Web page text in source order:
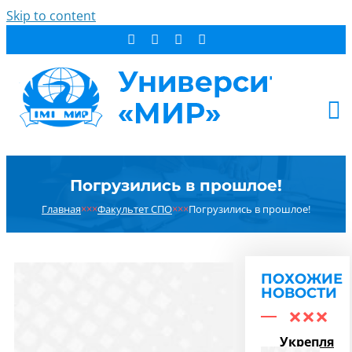
Skip to content
СТУДЕНТУ
ДОПОБРАЗОВАНИЕ
Погрузились в прошлое!
Главная×××Факультет СПО×××Погрузились в прошлое!
ПОХОЖИЕ
НОВОСТИ
Укрепляем